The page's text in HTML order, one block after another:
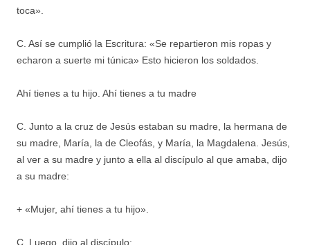
toca».
C. Así se cumplió la Escritura: «Se repartieron mis ropas y
echaron a suerte mi túnica» Esto hicieron los soldados.
Ahí tienes a tu hijo. Ahí tienes a tu madre
C. Junto a la cruz de Jesús estaban su madre, la hermana de
su madre, María, la de Cleofás, y María, la Magdalena. Jesús,
al ver a su madre y junto a ella al discípulo al que amaba, dijo
a su madre:
+ «Mujer, ahí tienes a tu hijo».
C. Luego, dijo al discípulo: